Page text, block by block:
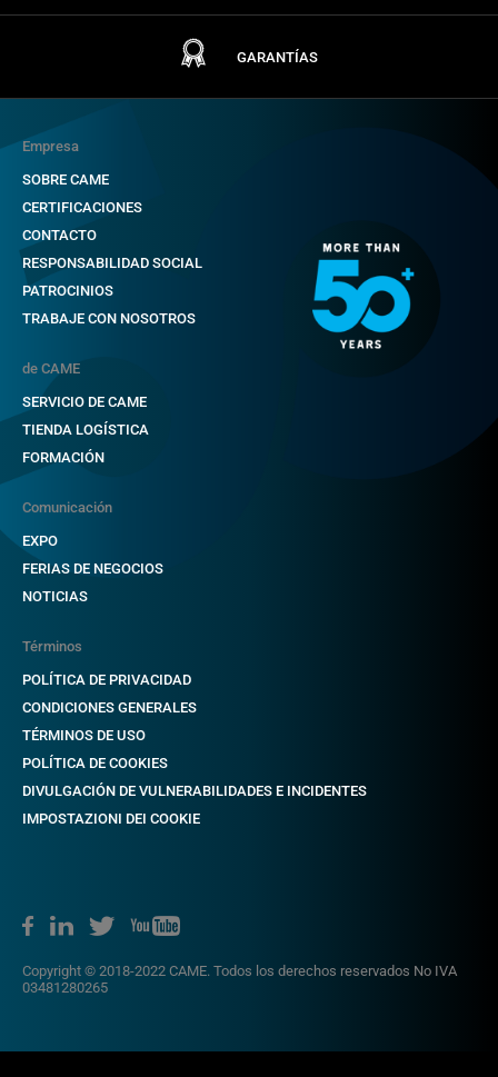
GARANTÍAS
Empresa
SOBRE CAME
CERTIFICACIONES
CONTACTO
RESPONSABILIDAD SOCIAL
PATROCINIOS
TRABAJE CON NOSOTROS
de CAME
SERVICIO DE CAME
TIENDA LOGÍSTICA
FORMACIÓN
Comunicación
EXPO
FERIAS DE NEGOCIOS
NOTICIAS
Copyright © 2018-2022 CAME. Todos los derechos reservados No IVA
03481280265
Términos
POLÍTICA DE PRIVACIDAD
CONDICIONES GENERALES
TÉRMINOS DE USO
POLÍTICA DE COOKIES
DIVULGACIÓN DE VULNERABILIDADES E INCIDENTES
IMPOSTAZIONI DEI COOKIE